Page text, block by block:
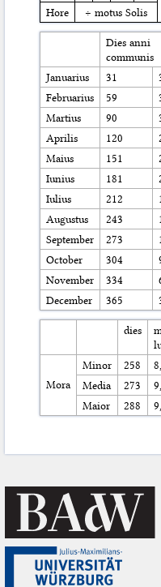
Hore
÷ motus Solis
Dies anni
communis
Januarius
31
Februarius
59
Martius
90
Aprilis
120
Maius
151
Iunius
181
Iulius
212
Augustus
243
September
273
October
304
November
334
December
365
dies
Minor 258
Mora
Media 273
Maior
288